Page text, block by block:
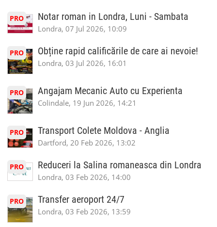
PRO Notar roman in Londra, Luni - Sambata
Londra, 07 Jul 2026, 10:09
PRO Obține rapid calificările de care ai nevoie!
Londra, 03 Jul 2026, 16:01
PRO Angajam Mecanic Auto cu Experienta
Colindale, 19 Jun 2026, 14:21
PRO Transport Colete Moldova - Anglia
Dartford, 20 Feb 2026, 13:02
PRO Reduceri la Salina romaneasca din Londra
Londra, 03 Feb 2026, 14:00
PRO Transfer aeroport 24/7
Londra, 03 Feb 2026, 13:59